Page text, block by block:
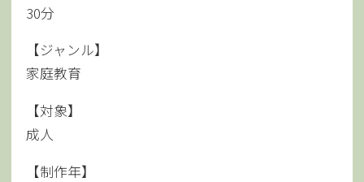
30分
【ジャンル】
家庭教育
【対象】
成人
【制作年】